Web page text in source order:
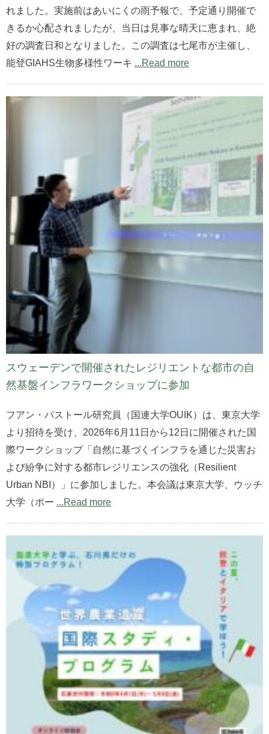
れました。実施前はあいにくの雨予報で、予定通り開催で
きるか心配されましたが、当日は見事な晴天に恵まれ、絶
好の調査日和となりました。この調査は七尾市が主催し、
能登GIAHS生物多様性ワーキ ...Read more
スウェーデンで開催されたレジリエントな都市の自
然基盤インフラワークショップに参加
フアン・パストール研究員（国連大学OUIK）は、東京大学
より招待を受け、2026年6月11日から12日に開催された国
際ワークショップ「自然に基づくインフラを通じた災害お
よび紛争に対する都市レジリエンスの強化（Resilient
Urban NBI）」に参加しました。本会議は東京大学、ウッチ
大学（ポー ...Read more